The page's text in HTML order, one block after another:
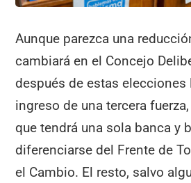
Aunque parezca una
cambiará en el Concejo
después de estas
ingreso de una tercera
que tendrá una sola banca y
diferenciarse del Frente de
el Cambio. El resto, salvo